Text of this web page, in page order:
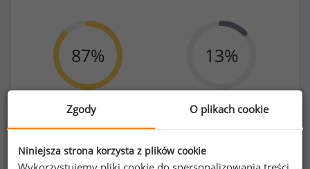
87% 13%
Zgody O plikach cookie
Niniejsza strona korzysta z plików cookie